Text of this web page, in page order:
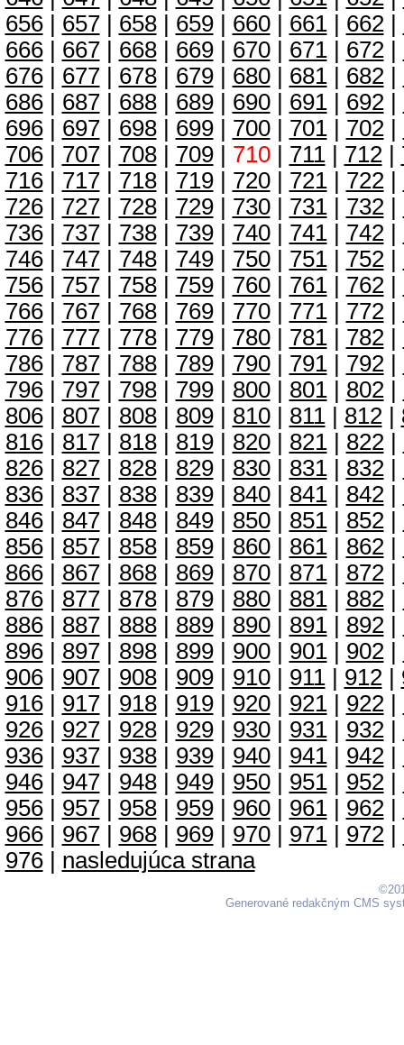
656| 657| 658| 659| 660| 661| 662|
666| 667| 668| 669| 670| 671| 672|
676| 677| 678| 679| 680| 681| 682|
686| 687| 688| 689| 690| 691| 692|
696| 697| 698| 699| 700| 701| 702|
706| 707| 708| 709| 710| 711| 712|
716| 717| 718| 719| 720| 721| 722|
726| 727| 728| 729| 730| 731| 732|
736| 737| 738| 739| 740| 741| 742|
746| 747| 748| 749| 750| 751| 752|
756| 757| 758| 759| 760| 761| 762|
766| 767| 768| 769| 770| 771| 772|
776| 777| 778| 779| 780| 781| 782|
786| 787| 788| 789| 790| 791| 792|
796| 797| 798| 799| 800| 801| 802|
806| 807| 808| 809| 810| 811| 812|
816| 817| 818| 819| 820| 821| 822|
826| 827| 828| 829| 830| 831| 832|
836| 837| 838| 839| 840| 841| 842|
846| 847| 848| 849| 850| 851| 852|
856| 857| 858| 859| 860| 861| 862|
866| 867| 868| 869| 870| 871| 872|
876| 877| 878| 879| 880| 881| 882|
886| 887| 888| 889| 890| 891| 892|
896| 897| 898| 899| 900| 901| 902|
906| 907| 908| 909| 910| 911| 912|
916| 917| 918| 919| 920| 921| 922|
926| 927| 928| 929| 930| 931| 932|
936| 937| 938| 939| 940| 941| 942|
946| 947| 948| 949| 950| 951| 952|
956| 957| 958| 959| 960| 961| 962|
966| 967| 968| 969| 970| 971| 972|
976| nasledujúca strana
Generované redakčným CMS